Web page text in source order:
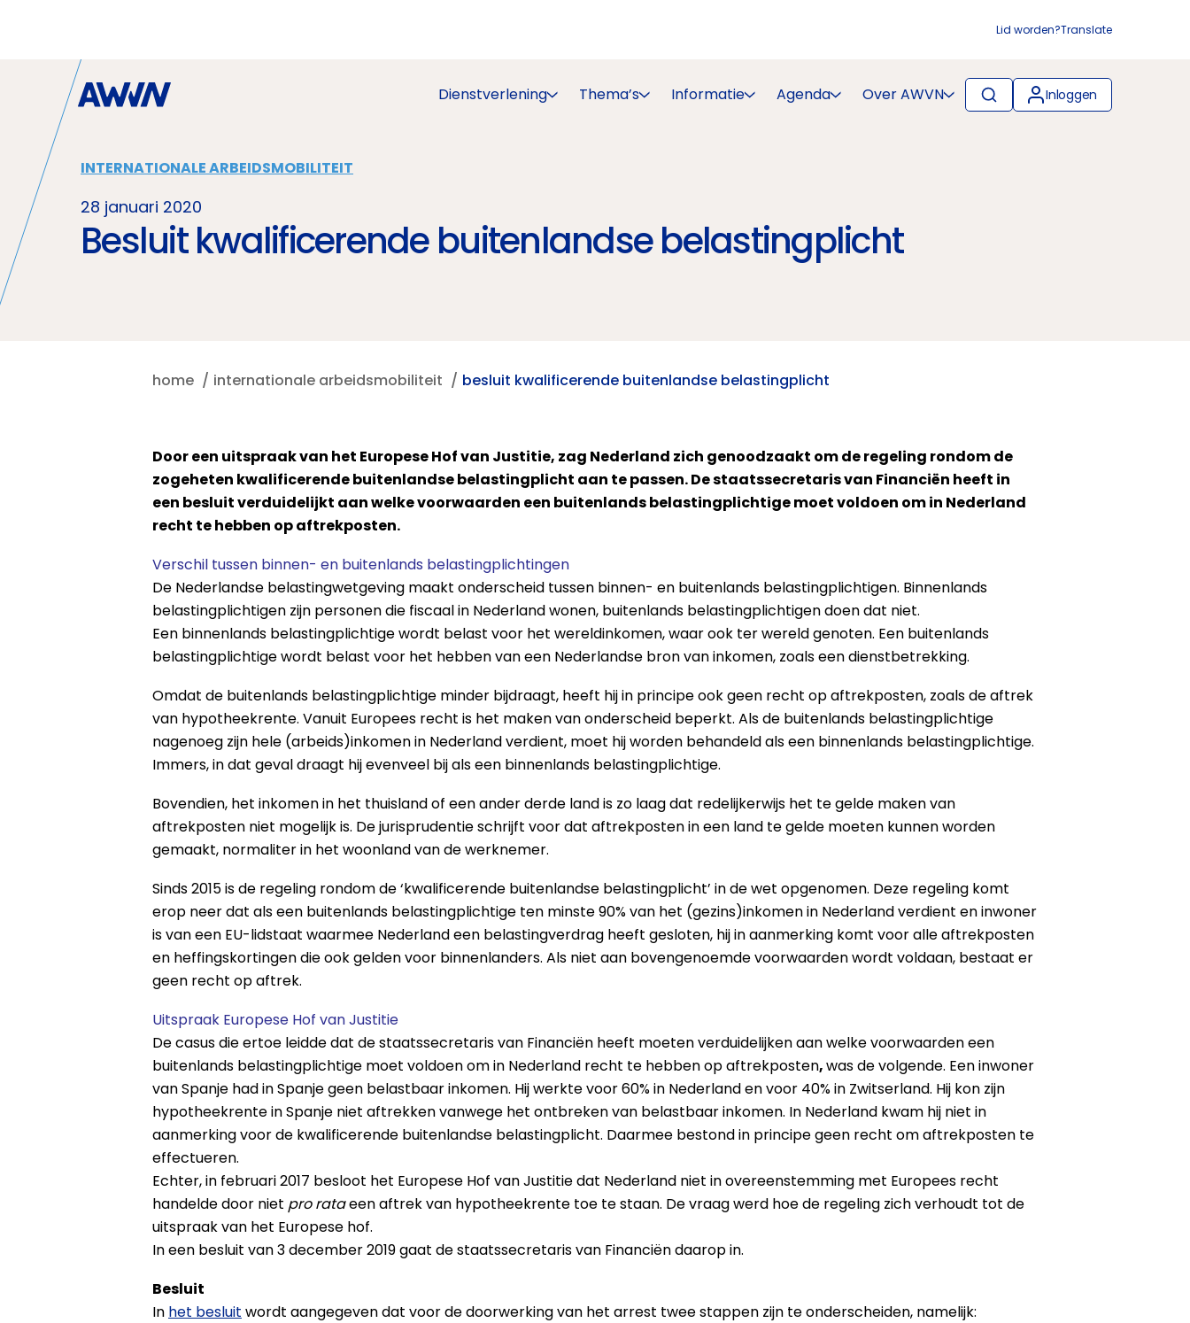
Lid worden?Translate
Dienstverlening Thema’s Informatie Agenda Over AWVN Inloggen
INTERNATIONALE ARBEIDSMOBILITEIT
28 januari 2020
Besluit kwalificerende buitenlandse belastingplicht
home internationale arbeidsmobiliteit besluit kwalificerende buitenlandse belastingplicht
Door een uitspraak van het Europese Hof van Justitie, zag Nederland zich genoodzaakt om de regeling rondom de
zogeheten kwalificerende buitenlandse belastingplicht aan te passen. De staatssecretaris van Financiën heeft in
een besluit verduidelijkt aan welke voorwaarden een buitenlands belastingplichtige moet voldoen om in Nederland
recht te hebben op aftrekposten.
Verschil tussen binnen- en buitenlands belastingplichtingen
De Nederlandse belastingwetgeving maakt onderscheid tussen binnen- en buitenlands belastingplichtigen. Binnenlands
belastingplichtigen zijn personen die fiscaal in Nederland wonen, buitenlands belastingplichtigen doen dat niet.
Een binnenlands belastingplichtige wordt belast voor het wereldinkomen, waar ook ter wereld genoten. Een buitenlands
belastingplichtige wordt belast voor het hebben van een Nederlandse bron van inkomen, zoals een dienstbetrekking.
Omdat de buitenlands belastingplichtige minder bijdraagt, heeft hij in principe ook geen recht op aftrekposten, zoals de aftrek
van hypotheekrente. Vanuit Europees recht is het maken van onderscheid beperkt. Als de buitenlands belastingplichtige
nagenoeg zijn hele (arbeids)inkomen in Nederland verdient, moet hij worden behandeld als een binnenlands belastingplichtige.
Immers, in dat geval draagt hij evenveel bij als een binnenlands belastingplichtige.
Bovendien, het inkomen in het thuisland of een ander derde land is zo laag dat redelijkerwijs het te gelde maken van
aftrekposten niet mogelijk is. De jurisprudentie schrijft voor dat aftrekposten in een land te gelde moeten kunnen worden
gemaakt, normaliter in het woonland van de werknemer.
Sinds 2015 is de regeling rondom de ‘kwalificerende buitenlandse belastingplicht’ in de wet opgenomen. Deze regeling komt
erop neer dat als een buitenlands belastingplichtige ten minste 90% van het (gezins)inkomen in Nederland verdient en inwoner
is van een EU-lidstaat waarmee Nederland een belastingverdrag heeft gesloten, hij in aanmerking komt voor alle aftrekposten
en heffingskortingen die ook gelden voor binnenlanders. Als niet aan bovengenoemde voorwaarden wordt voldaan, bestaat er
geen recht op aftrek.
Uitspraak Europese Hof van Justitie
De casus die ertoe leidde dat de staatssecretaris van Financiën heeft moeten verduidelijken aan welke voorwaarden een
buitenlands belastingplichtige moet voldoen om in Nederland recht te hebben op aftrekposten,was de volgende. Een inwoner
van Spanje had in Spanje geen belastbaar inkomen. Hij werkte voor 60% in Nederland en voor 40% in Zwitserland. Hij kon zijn
hypotheekrente in Spanje niet aftrekken vanwege het ontbreken van belastbaar inkomen. In Nederland kwam hij niet in
aanmerking voor de kwalificerende buitenlandse belastingplicht. Daarmee bestond in principe geen recht om aftrekposten te
effectueren.
Echter, in februari 2017 besloot het Europese Hof van Justitie dat Nederland niet in overeenstemming met Europees recht
handelde door niet pro rataeen aftrek van hypotheekrente toe te staan. De vraag werd hoe de regeling zich verhoudt tot de
uitspraak van het Europese hof.
In een besluit van 3 december 2019 gaat de staatssecretaris van Financiën daarop in.
Besluit
In het besluit wordt aangegeven dat voor de doorwerking van het arrest twee stappen zijn te onderscheiden, namelijk: